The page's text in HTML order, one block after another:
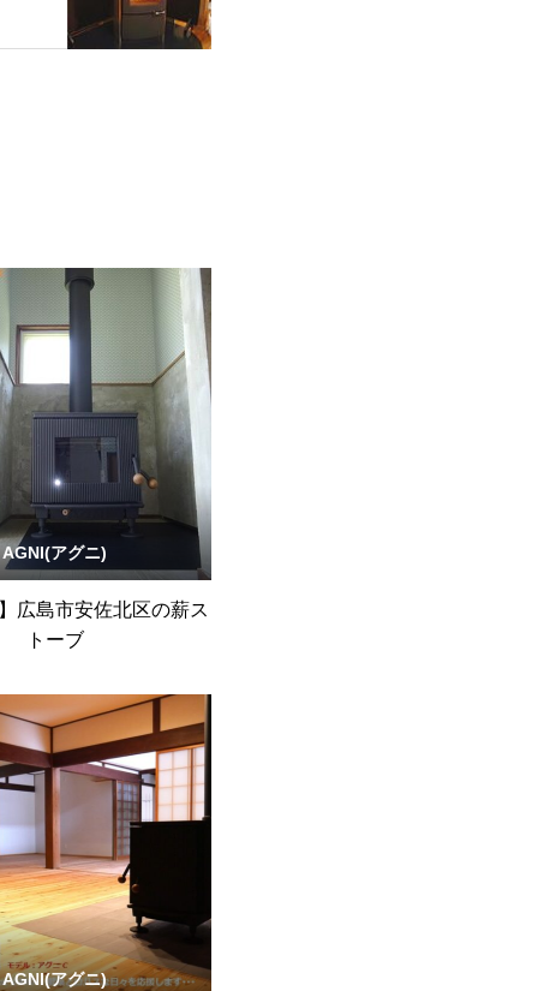
AGNI(アグニ)
広島市安佐北区の薪ス
トーブ
AGNI(アグニ)